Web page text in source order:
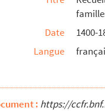
églises, routes,
de la septiesme tentative
copie de l'imprimé
Date
1400-
Langue
: https://